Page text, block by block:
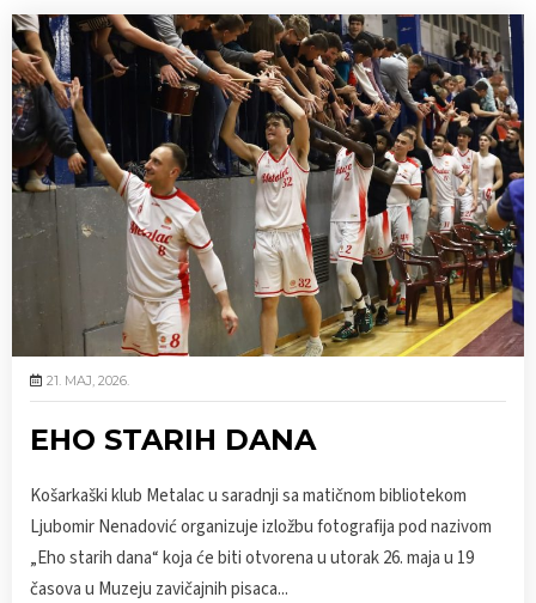
21. MAJ, 2026.
EHO STARIH DANA
Košarkaški klub Metalac u saradnji sa matičnom bibliotekom
Ljubomir Nenadović organizuje izložbu fotografija pod nazivom
„Eho starih dana“ koja će biti otvorena u utorak 26. maja u 19
časova u Muzeju zavičajnih pisaca...